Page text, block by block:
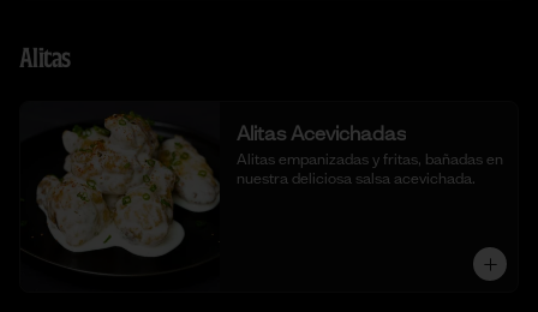
Alitas
Alitas Acevichadas
Alitas empanizadas y fritas, bañadas en
nuestra deliciosa salsa acevichada.